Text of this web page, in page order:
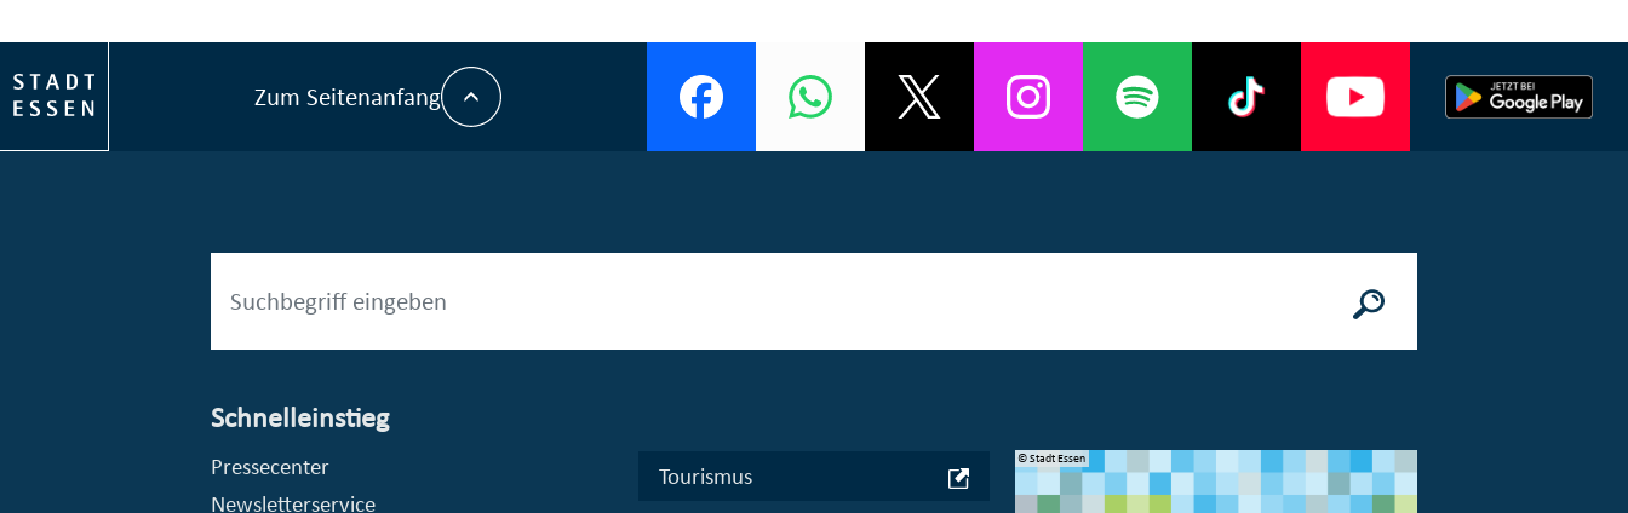
Zum Seitenanfang
Schnelleinstieg
Pressecenter
Newsletterservice
Tourismus
© Stadt Essen, Presse- und Kommunikationsamt © Stadt Essen